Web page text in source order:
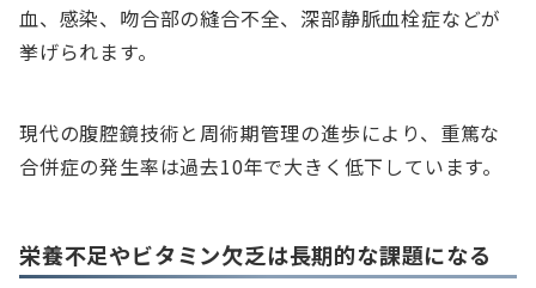
血、感染、吻合部の縫合不全、深部静脈血栓症などが
挙げられます。
現代の腹腔鏡技術と周術期管理の進歩により、重篤な
合併症の発生率は過去10年で大きく低下しています。
栄養不足やビタミン欠乏は長期的な課題になる